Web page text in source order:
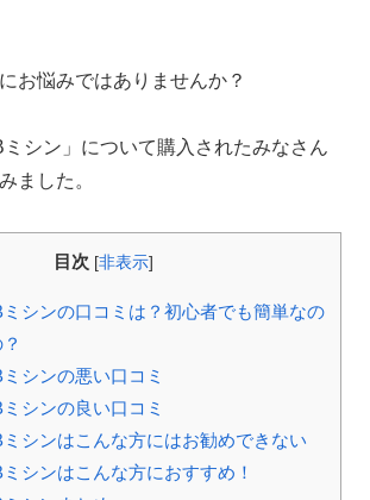
お悩みではありませんか？
ミシン」について購入されたみなさん
ました。
目次 [非表示]
シンの口コミは？初心者でも簡単なの
シンの悪い口コミ
シンの良い口コミ
シンはこんな方にはお勧めできない
シンはこんな方におすすめ！